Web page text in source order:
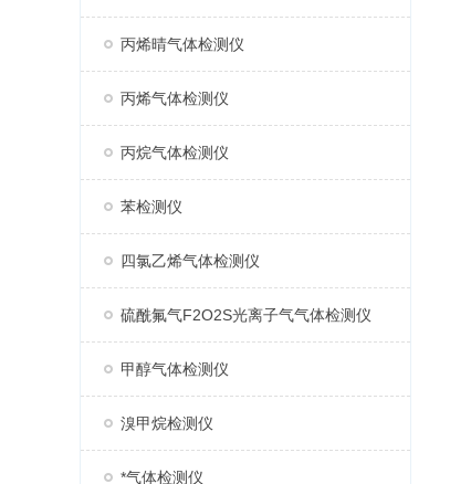
丙烯晴气体检测仪
丙烯气体检测仪
丙烷气体检测仪
苯检测仪
四氯乙烯气体检测仪
硫酰氟气F2O2S光离子气气体检测仪
甲醇气体检测仪
溴甲烷检测仪
*气体检测仪